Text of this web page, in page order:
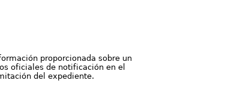
proporcionada sobre un
oficiales de notificación en el
del expediente.